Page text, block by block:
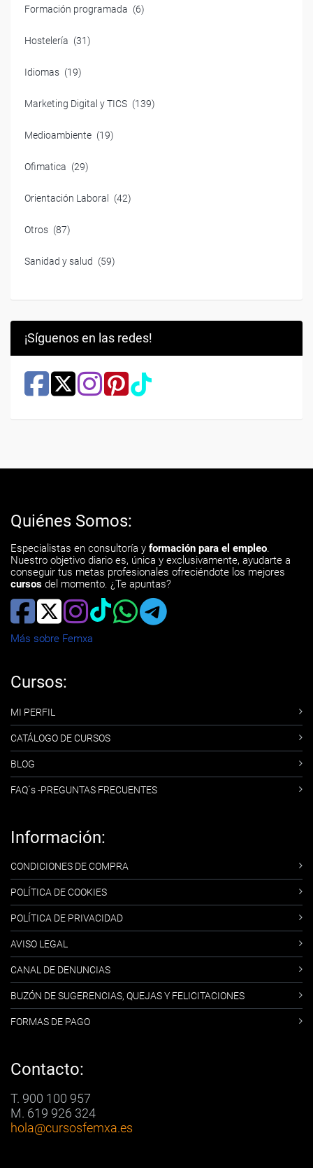
Formación programada (6)
Hostelería (31)
Idiomas (19)
Marketing Digital y TICS (139)
Medioambiente (19)
Ofimatica (29)
Orientación Laboral (42)
Otros (87)
Sanidad y salud (59)
¡Síguenos en las redes!
Quiénes Somos:
Especialistas en consultoría y formación para el empleo.
Nuestro objetivo diario es, única y exclusivamente, ayudarte a
conseguir tus metas profesionales ofreciéndote los mejores
cursos del momento. ¿Te apuntas?
Más sobre Femxa
Cursos:
MI PERFIL
CATÁLOGO DE CURSOS
BLOG
FAQ´s -PREGUNTAS FRECUENTES
Información:
CONDICIONES DE COMPRA
POLÍTICA DE COOKIES
POLÍTICA DE PRIVACIDAD
AVISO LEGAL
CANAL DE DENUNCIAS
BUZÓN DE SUGERENCIAS, QUEJAS Y FELICITACIONES
FORMAS DE PAGO
Contacto:
T. 900 100 957
M. 619 926 324
hola@cursosfemxa.es